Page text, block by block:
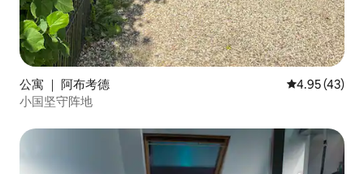
公寓 ｜ 阿布考德 平均评分
4.95 (43)
小国坚守阵地